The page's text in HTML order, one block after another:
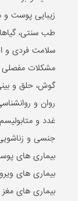
زیبایی پوست و
طب سنتی،
سلامت فردی و
مشکلات مفصلی
گوش، حلق و
روان و
غدد و متابولیسم
جنسی و
بیماری های
بیماری های
بیماری های